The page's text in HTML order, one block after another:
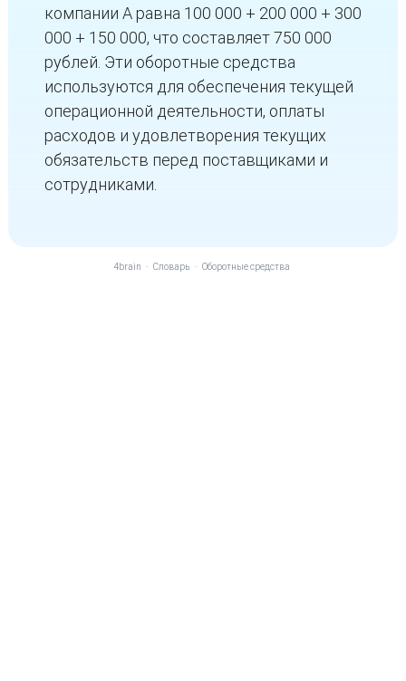
компании А равна 100 000 + 200 000 + 300
000 + 150 000, что составляет 750 000
рублей. Эти оборотные средства
используются для обеспечения текущей
операционной деятельности, оплаты
расходов и удовлетворения текущих
обязательств перед поставщиками и
сотрудниками.
4brain - Словарь - Оборотные средства